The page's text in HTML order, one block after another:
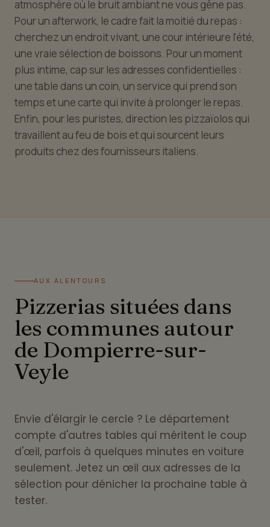
atmosphère où le bruit ambiant ne vous gêne pas.
Pour un afterwork, le cadre fait la moitié du repas :
cherchez un endroit vivant, une cour intérieure l'été,
une vraie sélection de boissons. Pour un moment
plus intime, cap sur les adresses confidentielles :
une table dans un coin, un service qui prend son
temps et une carte qui invite à prolonger le repas.
Enfin, pour les puristes, direction les pizzaïolos qui
travaillent au feu de bois et qui sourcent leurs
produits chez des fournisseurs italiens.
AUX ALENTOURS
Pizzerias situées dans
les communes autour
de Dompierre-sur-
Veyle
Envie d'élargir le cercle ? Le département
compte d'autres tables qui méritent le coup
d'œil, parfois à quelques minutes en voiture
seulement. Jetez un œil aux adresses de la
sélection pour dénicher la prochaine table à
tester.